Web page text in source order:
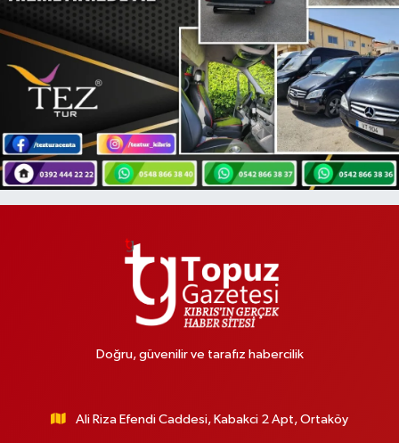
Doğru, güvenilir ve tarafız habercilik
Ali Riza Efendi Caddesi, Kabakci 2 Apt, Ortaköy